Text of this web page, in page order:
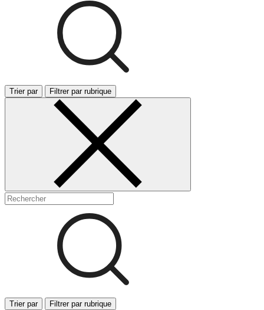
Trier par Filtrer par rubrique
Trier par Filtrer par rubrique